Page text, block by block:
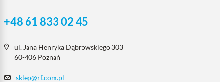
+48 61 833 02 45
ul. Jana Henryka Dąbrowskiego 303
60-406 Poznań
sklep@rf.com.pl